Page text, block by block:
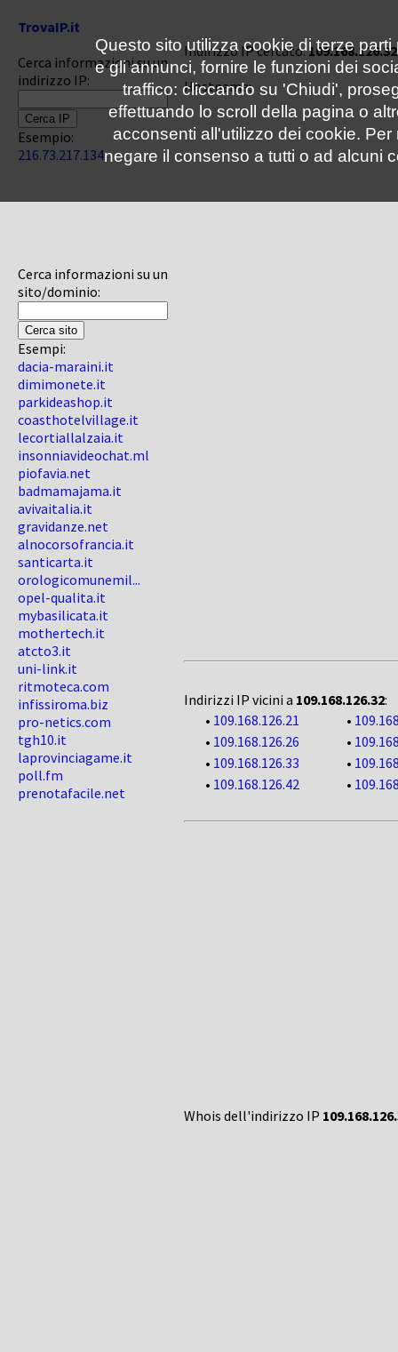
TrovaIP.it
Cerca informazioni su un
indirizzo IP:
Esempio:
216.73.217.134
Cerca informazioni su un
sito/dominio:
Esempi:
dacia-maraini.it
dimimonete.it
parkideashop.it
coasthotelvillage.it
lecortiallalzaia.it
insonniavideochat.ml
piofavia.net
badmamajama.it
avivaitalia.it
gravidanze.net
alnocorsofrancia.it
santicarta.it
orologicomunemil...
opel-qualita.it
mybasilicata.it
mothertech.it
atcto3.it
uni-link.it
ritmoteca.com
infissiroma.biz
pro-netics.com
tgh10.it
laprovinciagame.it
poll.fm
prenotafacile.net
Indirizzo IP cercato:109.168.126.32
Hostname:
Indirizzi IP vicini a 109.168.126.32:
• 109.168.126.21 •
• 109.168.126.26 •
• 109.168.126.33 •
• 109.168.126.42 •
Whois dell'indirizzo IP
Questo sito utilizza cookie di terze
e gli annunci, fornire le funzioni dei
traffico: cliccando su 'Chiudi',
effettuando lo scroll della pagina o
acconsenti all'utilizzo dei cookie.
negare il consenso a tutti o ad alcuni